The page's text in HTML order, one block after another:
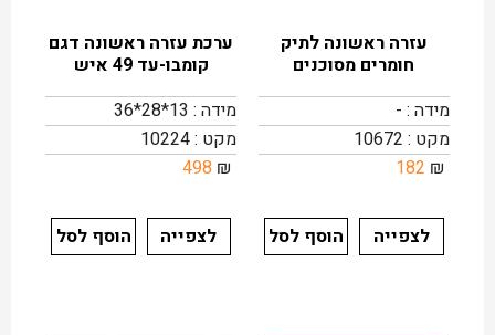
עזרה ראשונה לתיק
חומרים מסוכנים
מידה : -
מקט : 10672
₪
182
לצפייה הוסף לסל
ערכת עזרה ראשונה דגם
קומבו-עד 49 איש
מידה : 13*28*36
מקט : 10224
₪
498
לצפייה הוסף לסל